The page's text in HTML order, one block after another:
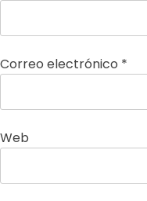
Correo electrónico *
Web